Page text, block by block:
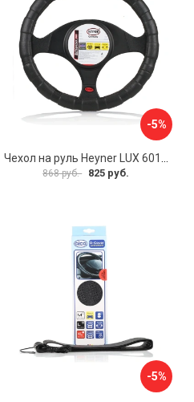
-5%
868 руб. 825 руб.
-5%